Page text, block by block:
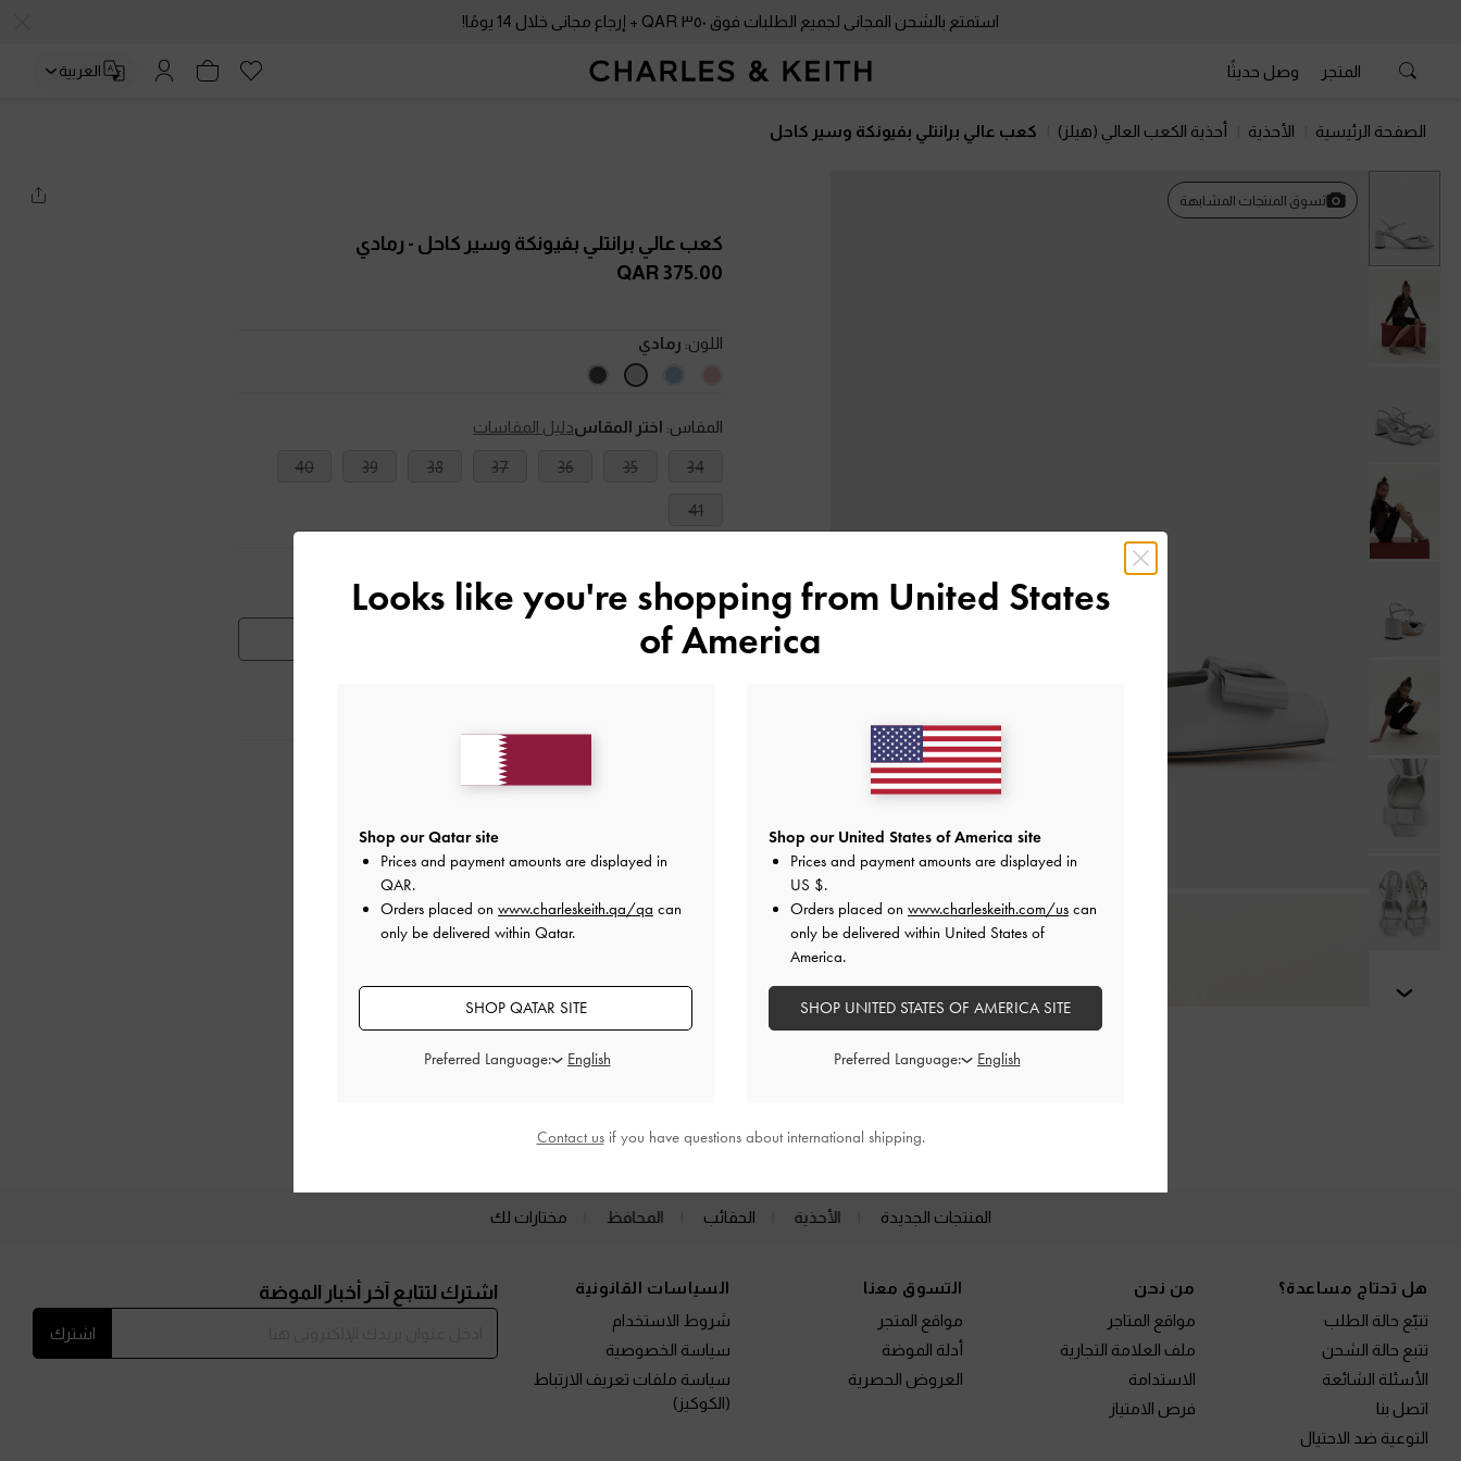
استمتع بالشحن المجاني لجميع الطلبات فوق ٣٥٠ QAR + إرجاع مجاني خلال 14 يومًا!
المتجر وصل حديثًا العربية
الصفحة الرئيسية الأحذية أحذية الكعب العالي (هيلز) كعب عالي برانتلي بفيونكة وسير كاحل
تسوق المنتجات المشابهة
كعب عالي برانتلي بفيونكة وسير كاحل - رمادي
375.00 QAR
اللون: رمادي
المقاس: اختر المقاسدليل المقاسات
34
35
36
37
38
39
40
41
هل أعجبكَ ما رأيت؟ عرض منتجاتٍ مشابهة
تفاصيل المنتج وتعليمات العناية
العروض الحصرية
المنتجات الجديدة الأحذية الحقائب المحافظ مختارات لك
هل تحتاج مساعدة؟
تتبّع حالة الطلب
تتبع حالة الشحن
الأسئلة الشائعة
اتصل بنا
التوعية ضد الاحتيال
من نحن
مواقع المتاجر
ملف العلامة التجارية
الاستدامة
فرص الامتياز
التسوق معنا
مواقع المتجر
أدلة الموضة
العروض الحصرية
السياسات القانونية
شروط الاستخدام
سياسة الخصوصية
سياسة ملفات تعريف الارتباط
(الكوكيز)
اشترك لتتابع آخر أخبار الموضة
اشترك
Looks like you're shopping from United States
of America
Shop our Qatar site
Prices and payment amounts are displayed in
QAR.
Orders placed on www.charleskeith.qa/qa can
only be delivered within Qatar.
SHOP QATAR SITE
Preferred Language:
Shop our United States of America site
Prices and payment amounts are displayed in
US $.
Orders placed on www.charleskeith.com/us can
only be delivered within United States of
America.
SHOP UNITED STATES OF AMERICA SITE
Preferred Language:
Contact usif you have questions about international shipping.